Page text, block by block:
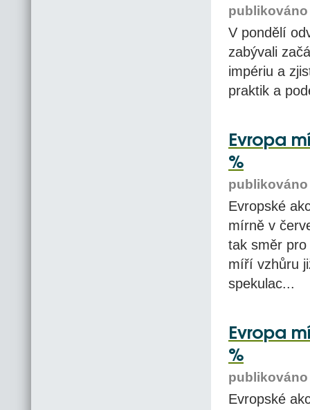
publikováno
V pondělí
zabývali
impériu a
praktik a
Evropa
%
publikováno
Evropské
mírně v
tak směr
míří vzhůru
spekulac...
Evropa
%
publikováno
Evropské